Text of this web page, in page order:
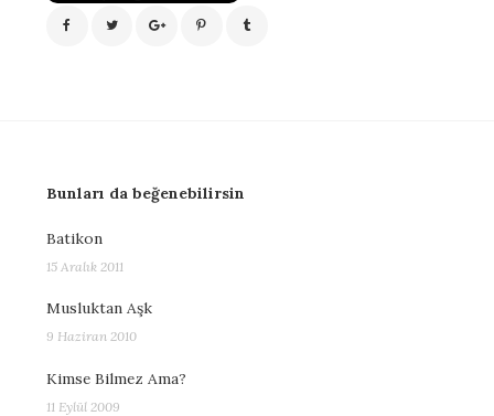
Bunları da beğenebilirsin
Batikon
15 Aralık 2011
Musluktan Aşk
9 Haziran 2010
Kimse Bilmez Ama?
11 Eylül 2009